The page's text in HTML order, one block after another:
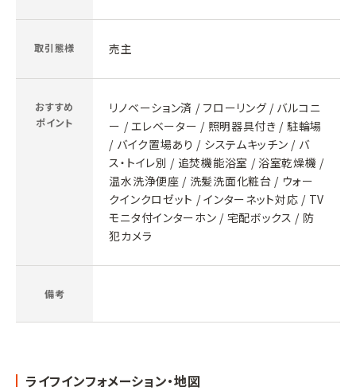
取引態様 売主
おすすめ
ポイント
リノベーション済 / フローリング / バルコニ
ー / エレベーター / 照明器具付き / 駐輪場
/ バイク置場あり / システムキッチン / バ
ス・トイレ別 / 追焚機能浴室 / 浴室乾燥機 /
温水洗浄便座 / 洗髪洗面化粧台 / ウォー
クインクロゼット / インターネット対応 / TV
モニタ付インターホン / 宅配ボックス / 防
犯カメラ
備考
ライフインフォメーション・地図